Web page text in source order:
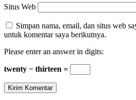
Situs Web
Simpan nama, email, dan situs web
untuk komentar saya berikutnya.
Please enter an answer in digits:
twenty − thirteen =